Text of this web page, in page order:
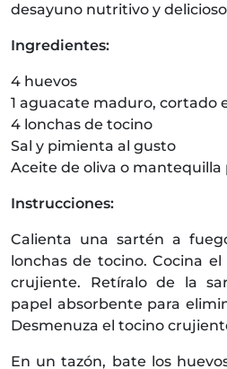
desayuno nutritivo y
Ingredientes:
4 huevos
1 aguacate maduro, cortado
4 lonchas de tocino
Sal y pimienta al gusto
Aceite de oliva o mantequilla
Instrucciones:
Calienta una sartén a
lonchas de tocino. Cocina
crujiente. Retíralo de la
papel absorbente para
Desmenuza el tocino
En un tazón, bate los